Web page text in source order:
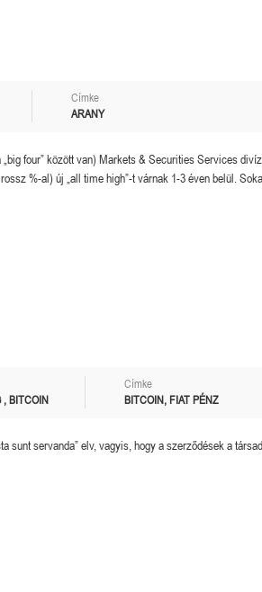
Címke
ARANY
four” között van) Markets & Securities Services
%-al) új „all time high”-t várnak 1-3 éven belül.
, BITCOIN
Címke
BITCOIN, FIAT PÉNZ
sunt servanda” elv, vagyis, hogy a szerződések a